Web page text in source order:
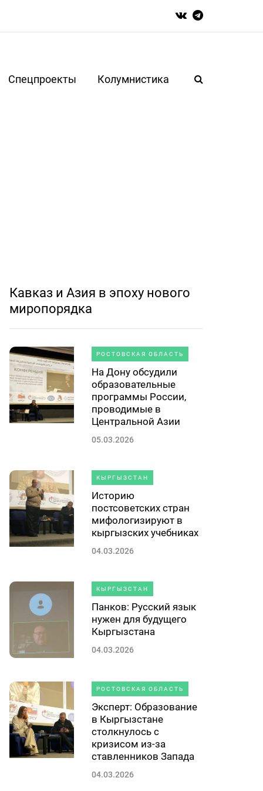
Спецпроекты Колумнистика
Кавказ и Азия в эпоху нового
миропорядка
РОСТОВСКАЯ ОБЛАСТЬ
На Дону обсудили
образовательные
программы России,
проводимые в
Центральной Азии
05.03.2026
КЫРГЫЗСТАН
Историю
постсоветских стран
мифологизируют в
кыргызских учебниках
04.03.2026
КЫРГЫЗСТАН
Панков: Русский язык
нужен для будущего
Кыргызстана
04.03.2026
РОСТОВСКАЯ ОБЛАСТЬ
Эксперт: Образование
в Кыргызстане
столкнулось с
кризисом из-за
ставленников Запада
04.03.2026